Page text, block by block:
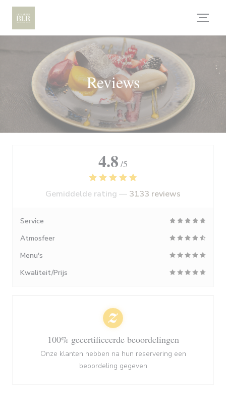
Cookies beheer paneel
Reviews
4.8 /5
Gemiddelde rating — 3133 reviews
Service
Atmosfeer
Menu's
Kwaliteit/Prijs
100% gecertificeerde beoordelingen
Onze klanten hebben na hun reservering een
beoordeling gegeven